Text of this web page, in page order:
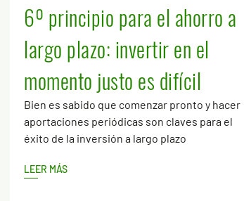
6º principio para el ahorro a
largo plazo: invertir en el
momento justo es difícil
Bien es sabido que comenzar pronto y hacer
aportaciones periódicas son claves para el
éxito de la inversión a largo plazo
LEER MÁS